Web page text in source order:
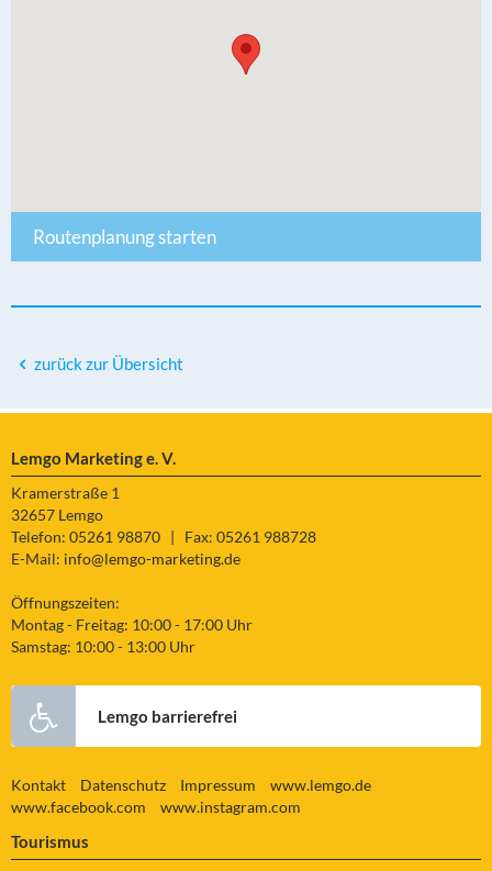
Routenplanung starten
zurück zur Übersicht
Lemgo Marketing e. V.
Kramerstraße 1
32657 Lemgo
Telefon: 05261 98870
Fax: 05261 988728
E-Mail: info@lemgo-marketing.de
Öffnungszeiten:
Montag - Freitag: 10:00 - 17:00 Uhr
Samstag: 10:00 - 13:00 Uhr
Lemgo barrierefrei
Kontakt Datenschutz Impressum
www.lemgo.de
www.facebook.com
www.instagram.com
Tourismus